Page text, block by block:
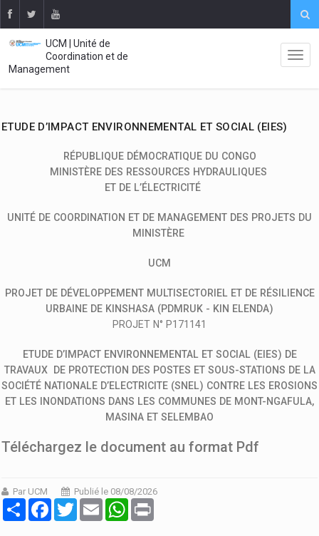
UCM | Unité de
Coordination et de
Management
ETUDE D’IMPACT ENVIRONNEMENTAL ET SOCIAL (EIES)
RÉPUBLIQUE DÉMOCRATIQUE DU CONGO
MINISTÈRE DES RESSOURCES HYDRAULIQUES
ET DE L’ÉLECTRICITÉ
UNITÉ DE COORDINATION ET DE MANAGEMENT DES PROJETS DU
MINISTÈRE
UCM
PROJET DE DÉVELOPPEMENT MULTISECTORIEL ET DE RÉSILIENCE
URBAINE DE KINSHASA (PDMRUK - KIN ELENDA)
PROJET N° P171141
ETUDE D’IMPACT ENVIRONNEMENTAL ET SOCIAL (EIES) DE
TRAVAUX DE PROTECTION DES POSTES ET SOUS-STATIONS DE LA
SOCIÉTÉ NATIONALE D’ELECTRICITE (SNEL) CONTRE LES EROSIONS
ET LES INONDATIONS DANS LES COMMUNES DE MONT-NGAFULA,
MASINA ET SELEMBAO
Téléchargez le document au format Pdf
Par UCM
Publié le 08/08/2026
PartagerFacebook
Twitter Email WhatsApp